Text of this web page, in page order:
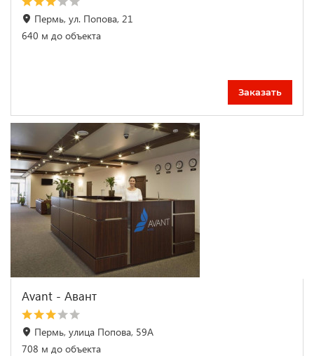
Пермь, ул. Попова, 21
640 м до объекта
Заказать
Avant - Авант
Пермь, улица Попова, 59А
708 м до объекта